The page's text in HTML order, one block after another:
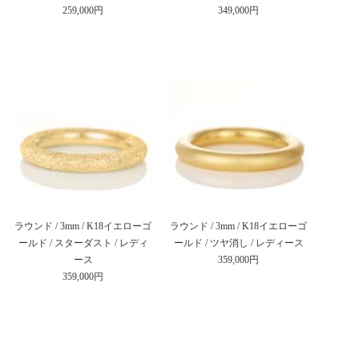
259,000円
349,000円
ラウンド / 3mm / K18イエローゴ
ールド / スターダスト / レディ
ース
359,000円
ラウンド / 3mm / K18イエローゴ
ールド / ツヤ消し / レディース
359,000円